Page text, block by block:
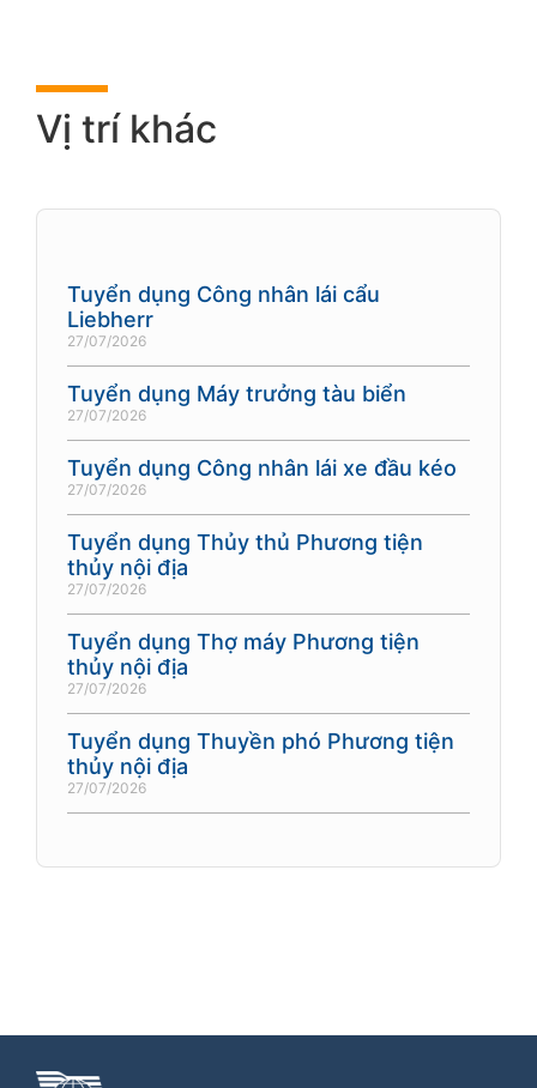
Vị trí khác
Tuyển dụng Công nhân lái cẩu
Liebherr
27/07/2026
Tuyển dụng Máy trưởng tàu biển
27/07/2026
Tuyển dụng Công nhân lái xe đầu kéo
27/07/2026
Tuyển dụng Thủy thủ Phương tiện
thủy nội địa
27/07/2026
Tuyển dụng Thợ máy Phương tiện
thủy nội địa
27/07/2026
Tuyển dụng Thuyền phó Phương tiện
thủy nội địa
27/07/2026